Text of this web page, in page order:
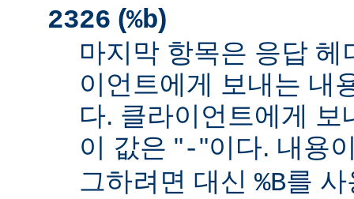
2326 (%b)
마지막 항목은 응답
이언트에게 보내는 내
다. 클라이언트에게
이 값은 "-"이다. 내용
그하려면 대신 %B를